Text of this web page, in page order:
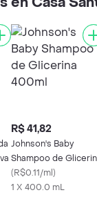
R$ 41,82
Johnson's Baby
Shampoo de
400ml
(R$0.11/ml)
1 X 400.0 mL